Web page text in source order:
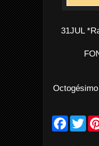
31JUL
F
T
w